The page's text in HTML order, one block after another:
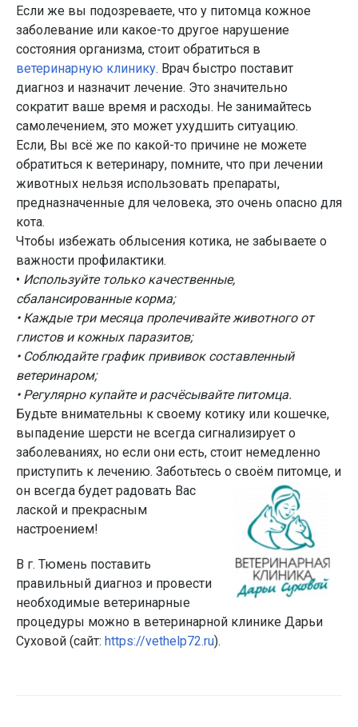
Если же вы подозреваете, что у питомца кожное
заболевание или какое-то другое нарушение
состояния организма, стоит обратиться в
ветеринарную клинику. Врач быстро поставит
диагноз и назначит лечение. Это значительно
сократит ваше время и расходы. Не занимайтесь
самолечением, это может ухудшить ситуацию.
Если, Вы всё же по какой-то причине не можете
обратиться к ветеринару, помните, что при лечении
животных нельзя использовать препараты,
предназначенные для человека, это очень опасно для
кота.
Чтобы избежать облысения котика, не забываете о
важности профилактики.
• Используйте только качественные,
сбалансированные корма;
• Каждые три месяца пролечивайте животного от
глистов и кожных паразитов;
• Соблюдайте график прививок составленный
ветеринаром;
• Регулярно купайте и расчёсывайте питомца.
Будьте внимательны к своему котику или кошечке,
выпадение шерсти не всегда сигнализирует о
заболеваниях, но если они есть, стоит немедленно
приступить к лечению. Заботьтесь о своём питомце, и
он всегда будет радовать Вас
лаской и прекрасным
настроением!
В г. Тюмень поставить
правильный диагноз и провести
необходимые ветеринарные
процедуры можно в ветеринарной клинике Дарьи
Суховой (сайт: https://vethelp72.ru).